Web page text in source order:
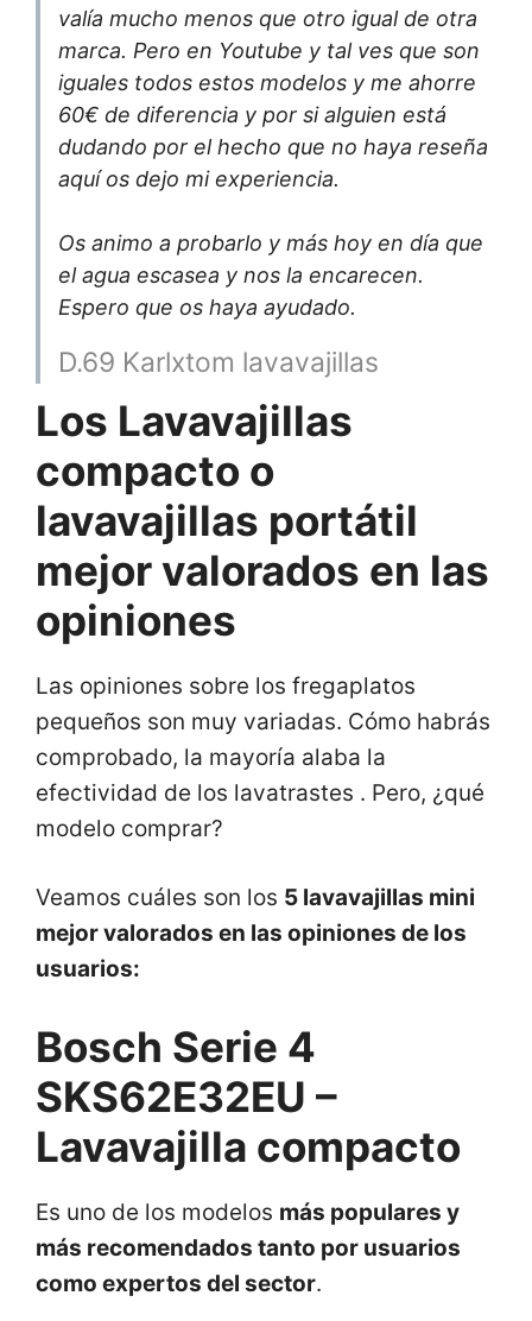
valía mucho menos que otro igual de otra
marca. Pero en Youtube y tal ves que son
iguales todos estos modelos y me ahorre
60€ de diferencia y por si alguien está
dudando por el hecho que no haya reseña
aquí os dejo mi experiencia.
Os animo a probarlo y más hoy en día que
el agua escasea y nos la encarecen.
Espero que os haya ayudado.
D.69 Karlxtom lavavajillas
Los Lavavajillas
compacto o
lavavajillas portátil
mejor valorados en las
opiniones
Las opiniones sobre los fregaplatos
pequeños son muy variadas. Cómo habrás
comprobado, la mayoría alaba la
efectividad de los lavatrastes . Pero, ¿qué
modelo comprar?
Veamos cuáles son los 5 lavavajillas mini
mejor valorados en las opiniones de los
usuarios:
Bosch Serie 4
SKS62E32EU –
Lavavajilla compacto
Es uno de los modelos más populares y
más recomendados tanto por usuarios
como expertos del sector.